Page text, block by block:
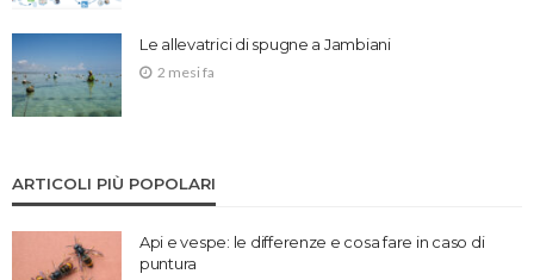
Le allevatrici di spugne a Jambiani
2 mesi fa
ARTICOLI PIÙ POPOLARI
Api e vespe: le differenze e cosa fare in caso di
puntura